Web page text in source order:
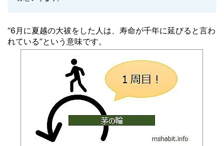
“6月に夏越の大祓をした人は、寿命が千年に延びると言わ
れている”という意味です。